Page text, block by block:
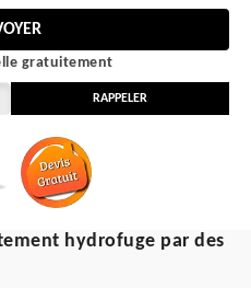
gratuitement
hydrofuge par des